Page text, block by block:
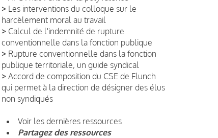
> Les interventions du colloque sur le
harcèlement moral au travail
> Calcul de l'indemnité de rupture
conventionnelle dans la fonction publique
> Rupture conventionnelle dans la fonction
publique territoriale, un guide syndical
> Accord de composition du CSE de Flunch
qui permet à la direction de désigner des élus
non syndiqués
Voir les dernières ressources
Partagez des ressources